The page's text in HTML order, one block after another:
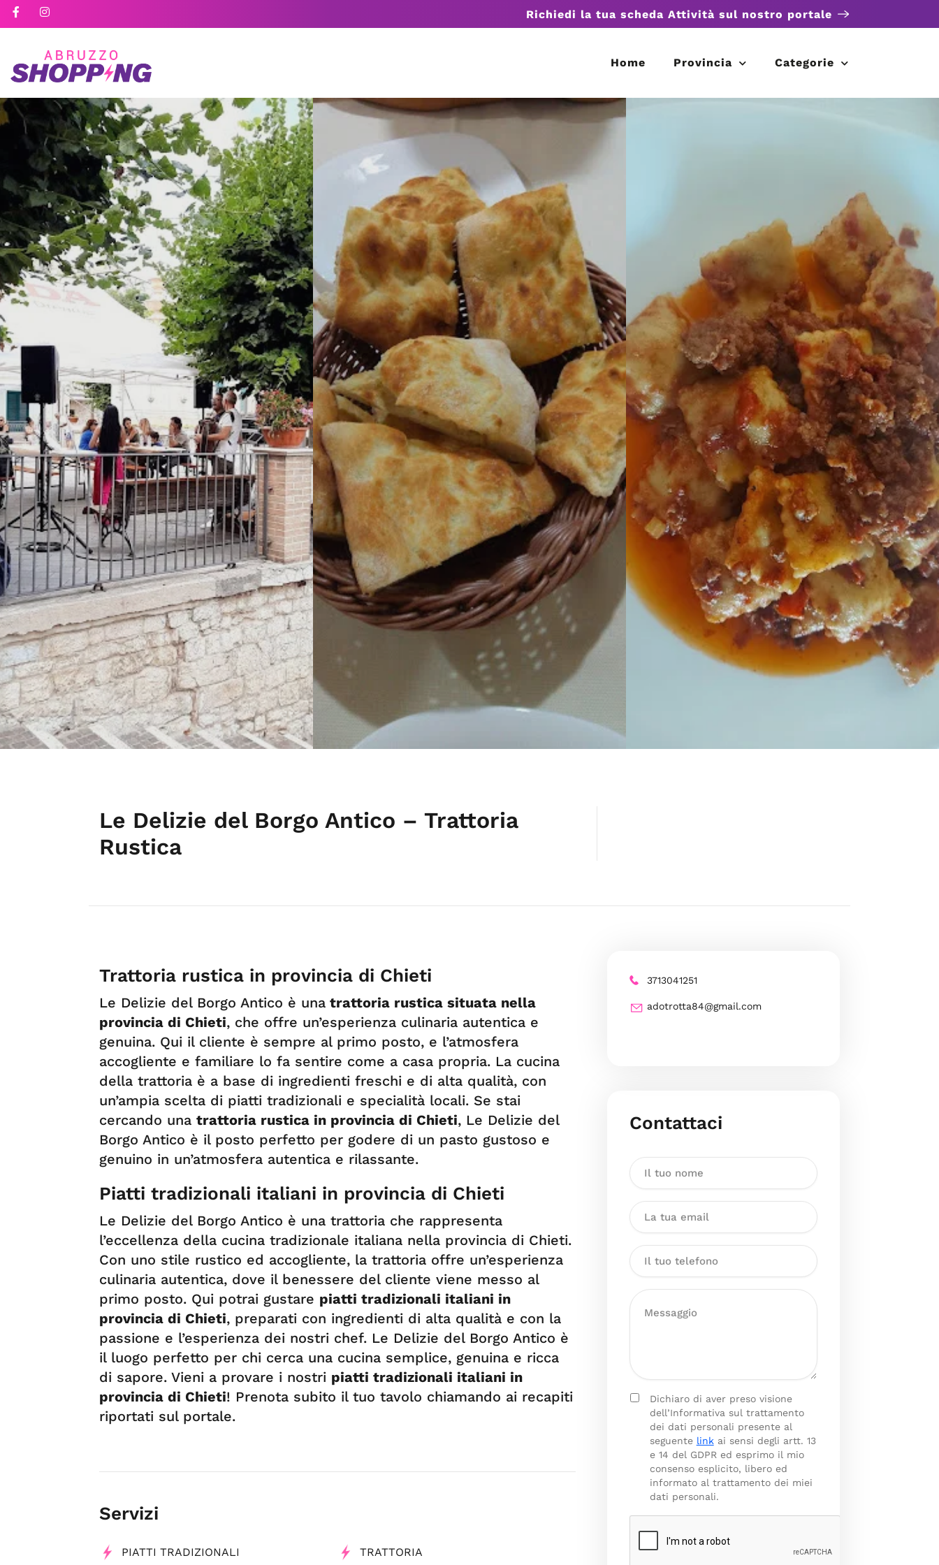
Richiedi la tua scheda Attività sul nostro portale
Home Provincia Categorie
Le Delizie del Borgo Antico – Trattoria
Rustica
Trattoria rustica in provincia di Chieti
Le Delizie del Borgo Antico è una trattoria rustica situata nella
provincia di Chieti, che offre un’esperienza culinaria autentica e
genuina. Qui il cliente è sempre al primo posto, e l’atmosfera
accogliente e familiare lo fa sentire come a casa propria. La cucina
della trattoria è a base di ingredienti freschi e di alta qualità, con
un’ampia scelta di piatti tradizionali e specialità locali. Se stai
cercando una trattoria rustica in provincia di Chieti, Le Delizie del
Borgo Antico è il posto perfetto per godere di un pasto gustoso e
genuino in un’atmosfera autentica e rilassante.
Piatti tradizionali italiani in provincia di Chieti
Le Delizie del Borgo Antico è una trattoria che rappresenta
l’eccellenza della cucina tradizionale italiana nella provincia di Chieti.
Con uno stile rustico ed accogliente, la trattoria offre un’esperienza
culinaria autentica, dove il benessere del cliente viene messo al
primo posto. Qui potrai gustare piatti tradizionali italiani in
provincia di Chieti, preparati con ingredienti di alta qualità e con la
passione e l’esperienza dei nostri chef. Le Delizie del Borgo Antico è
il luogo perfetto per chi cerca una cucina semplice, genuina e ricca
di sapore. Vieni a provare i nostri piatti tradizionali italiani in
provincia di Chieti! Prenota subito il tuo tavolo chiamando ai recapiti
riportati sul portale.
Servizi
PIATTI TRADIZIONALI TRATTORIA
3713041251
adotrotta84@gmail.com
Contattaci
Dichiaro di aver preso visione
dell’Informativa sul trattamento
dei dati personali presente al
seguente linkai sensi degli artt. 13
e 14 del GDPR ed esprimo il mio
consenso esplicito, libero ed
informato al trattamento dei miei
dati personali.